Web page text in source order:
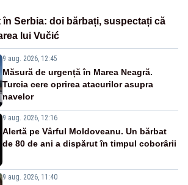
Serbia: doi bărbați, suspectați că
lui Vučić
9 aug. 2026, 12:45
Măsură de urgență în Marea Neagră.
Turcia cere oprirea atacurilor asupra
navelor
9 aug. 2026, 12:16
Alertă pe Vârful Moldoveanu. Un bărbat
de 80 de ani a dispărut în timpul coborârii
9 aug. 2026, 11:40